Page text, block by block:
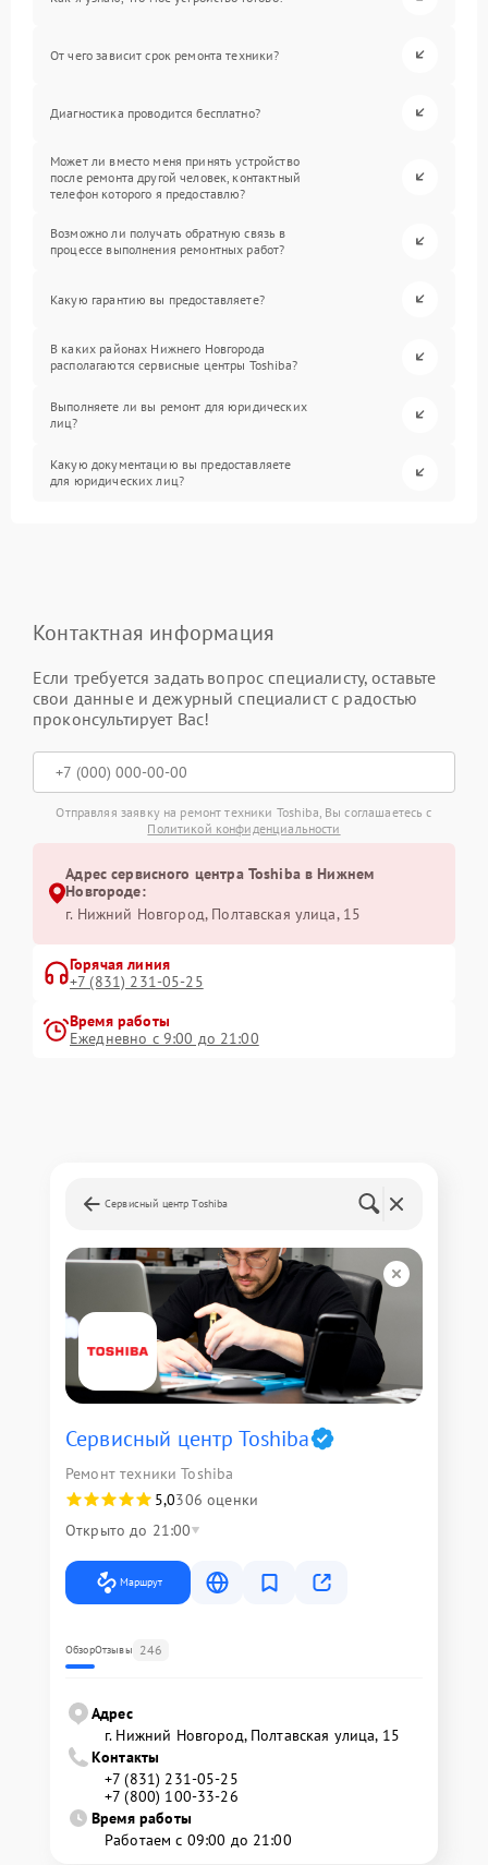
От чего зависит срок ремонта техники?
Диагностика проводится бесплатно?
Может ли вместо меня принять устройство
после ремонта другой человек, контактный
телефон которого я предоставлю?
Возможно ли получать обратную связь в
процессе выполнения ремонтных работ?
Какую гарантию вы предоставляете?
В каких районах Нижнего Новгорода
располагаются сервисные центры Toshiba?
Выполняете ли вы ремонт для юридических
лиц?
Какую документацию вы предоставляете
для юридических лиц?
Контактная информация
Если требуется задать вопрос специалисту, оставьте
свои данные и дежурный специалист с радостью
проконсультирует Вас!
Отправляя заявку на ремонт техники Toshiba, Вы соглашаетесь с
Политикой конфиденциальности
Адрес сервисного центра Toshiba в Нижнем
Новгороде:
г. Нижний Новгород, Полтавская улица, 15
Горячая линия
+7 (831) 231-05-25
Время работы
Ежедневно с 9:00 до 21:00
Сервисный центр Toshiba
Сервисный центр Toshiba
Ремонт техники Toshiba
5,0306 оценки
Открыто до 21:00
Маршрут
ОбзорОтзывы 246
Адрес
г. Нижний Новгород, Полтавская улица, 15
Контакты
+7 (831) 231-05-25
+7 (800) 100-33-26
Время работы
Работаем с 09:00 до 21:00